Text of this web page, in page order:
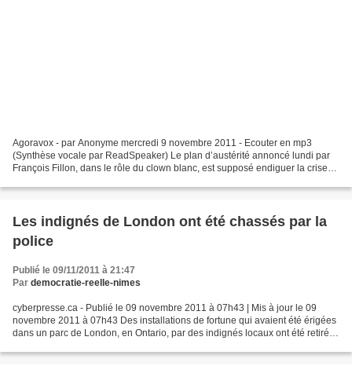
Agoravox - par Anonyme mercredi 9 novembre 2011 - Ecouter en mp3
(Synthèse vocale par ReadSpeaker) Le plan d’austérité annoncé lundi par
François Fillon, dans le rôle du clown blanc, est supposé endiguer la crise
Les indignés de London ont été chassés par la
police
Publié le 09/11/2011 à 21:47
Par democratie-reelle-nimes
cyberpresse.ca - Publié le 09 novembre 2011 à 07h43 | Mis à jour le 09
novembre 2011 à 07h43 Des installations de fortune qui avaient été érigées
dans un parc de London, en Ontario, par des indignés locaux ont été retirées